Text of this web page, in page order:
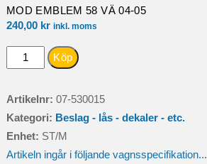
MOD EMBLEM 58 VÄ 04-05
240,00 kr inkl. moms
MOD
Köp
Artikelnr: 07-530015
Kategori: Beslag - lås - dekaler - etc.
Enhet: ST/M
Artikeln ingår i följande vagnsspecifikation...